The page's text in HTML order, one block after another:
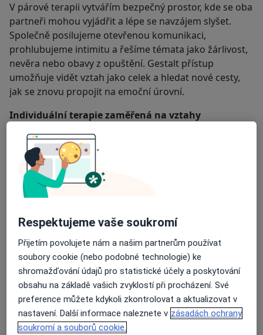
V párové terapii vytvářím bezpečný prostor, kde se oba
partneři mohou vyjádřit a lépe se navzájem slyšet.
Společně posilujeme otevřenou komunikaci,
prohlubujeme intimitu a řešíme témata jako žárlivost,
nevěra nebo obavy z opuštění. Gestalt přístup
umožňuje vidět vztah jako celek a hledat nové cesty,
jak se znovu propojit na emoční úrovní.
Individuální terapie zaměřená na vztahy
Pokud přicházíte sami, pomohu vám lépe porozumět
vlastním potřebám, vyjasnit si, jakého partnera do
života hledáte, a postupně opustit staré vzorce
chování, které vám brání v naplněných vztazích.
Společně budeme posilovat vaši sebedůvěru a
Co si můžete z terapie odnést
hlubší porozumění svým emocím
větší jistotu a stabilitu ve vztazích
schopnost včas rozpoznat a měnit nefunkční
vzorce
Respektujeme vaše soukromí
Přijetím povolujete nám a našim partnerům používat
soubory cookie (nebo podobné technologie) ke
shromažďování údajů pro statistické účely a poskytování
obsahu na základě vašich zvyklostí při procházení. Své
preference můžete kdykoli zkontrolovat a aktualizovat v
nastavení. Další informace naleznete v zásadách ochrany
soukromí a souborů cookie.